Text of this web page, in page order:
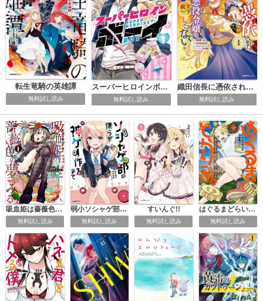
転生竜騎の英雄譚
無料試し読み
スーパーヒロインボーイ
無料試し読み
織田信長に憑依された悪役令嬢は天下統一したくない！
無料試し読み
吸血姫は薔薇色の夢をみる
無料試し読み
弱小ソシャゲ部の僕らが神ゲーを作るまで
無料試し読み
すいんぐ!!
無料試し読み
はぐるまどらいぶ。
無料試し読み